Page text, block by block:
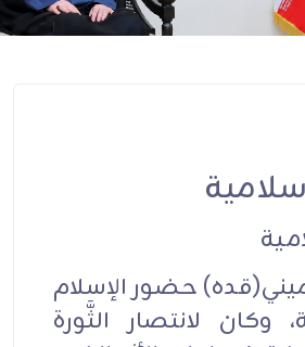
حضور الإسلام
وكان لانتصار الثَّورة